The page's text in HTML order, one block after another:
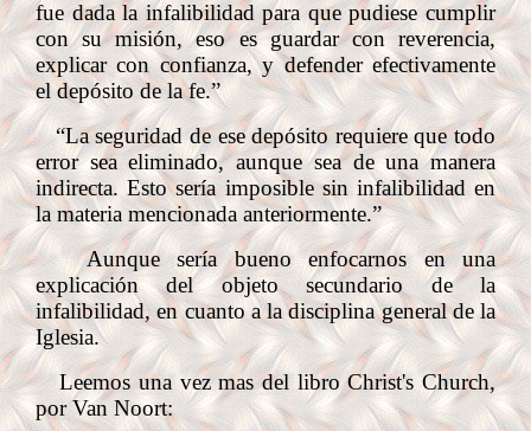
fue dada la infalibilidad para que pudiese cumplir
con su misión, eso es guardar con reverencia,
explicar con confianza, y defender efectivamente
el depósito de la fe.”
“La seguridad de ese depósito requiere que todo
error sea eliminado, aunque sea de una manera
indirecta. Esto sería imposible sin infalibilidad en
la materia mencionada anteriormente.”
Aunque sería bueno enfocarnos en una
explicación del objeto secundario de la
infalibilidad, en cuanto a la disciplina general de la
Iglesia.
Leemos una vez mas del libro Christ's Church,
por Van Noort: